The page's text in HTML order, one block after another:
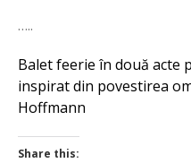
…..
Balet feerie în două acte
inspirat din povestirea
Hoffmann
Share this: